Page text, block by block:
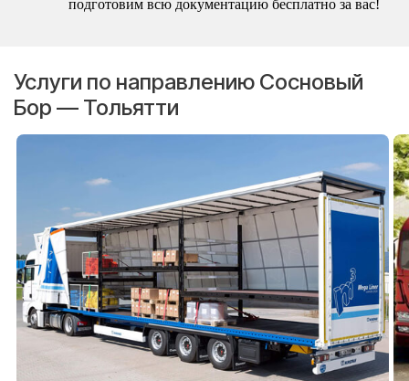
подготовим всю документацию бесплатно за вас!
Услуги по направлению Сосновый
Бор — Тольятти